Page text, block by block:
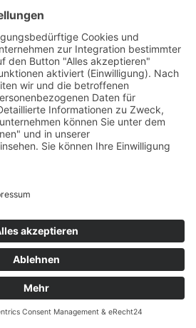
neuen Fachkräften
|